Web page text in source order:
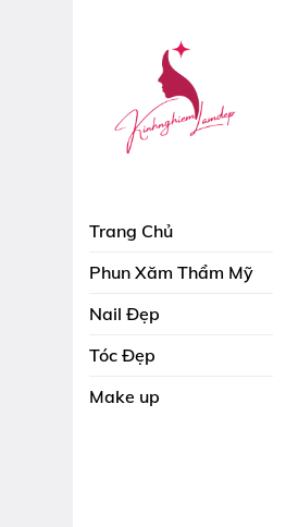
Trang Chủ
Phun Xăm Thẩm Mỹ
Nail Đẹp
Tóc Đẹp
Make up